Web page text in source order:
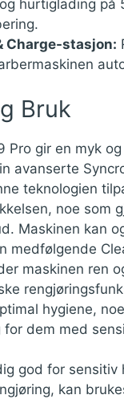
hurtiglading på
Charge-stasjon:
Bruk
Pro gir en myk
avanserte
teknologien
noe som
Maskinen kan
medfølgende
maskinen ren
hygiene,
for dem med
god for sensitiv
kan